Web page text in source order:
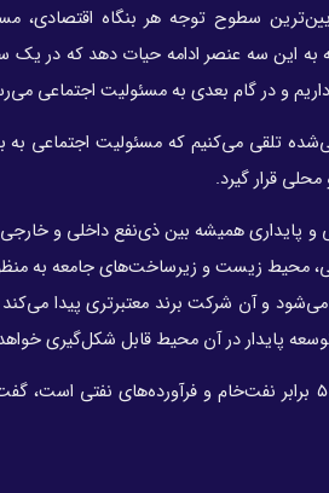
سطوح توجه هر بنگاه
به این سه عنصر ادامه حیات دهد که در یک
و در گام بعدی به مسئولیت اجتماعی
تلقی می‌کنیم که مسئولیت اجتماعی به
قرار گیرد.
و پایداری همیشه بین ذی‌نفع داخلی و
محیط زیست و زیرساخت‌های جامعه به
می‌شود و آن شرکت برند معتبرتری پیدا
پایدار در آن محیط قابل شکل‌گیری
محمدی با تأکید بر اینکه تقاضای جهانی محصولات پتروشیمی ۴ تا ۵ برابر